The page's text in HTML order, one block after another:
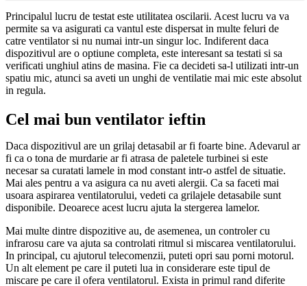
Principalul lucru de testat este utilitatea oscilarii. Acest lucru va va
permite sa va asigurati ca vantul este dispersat in multe feluri de
catre ventilator si nu numai intr-un singur loc. Indiferent daca
dispozitivul are o optiune completa, este interesant sa testati si sa
verificati unghiul atins de masina. Fie ca decideti sa-l utilizati intr-un
spatiu mic, atunci sa aveti un unghi de ventilatie mai mic este absolut
in regula.
Cel mai bun ventilator ieftin
Daca dispozitivul are un grilaj detasabil ar fi foarte bine. Adevarul ar
fi ca o tona de murdarie ar fi atrasa de paletele turbinei si este
necesar sa curatati lamele in mod constant intr-o astfel de situatie.
Mai ales pentru a va asigura ca nu aveti alergii. Ca sa faceti mai
usoara aspirarea ventilatorului, vedeti ca grilajele detasabile sunt
disponibile. Deoarece acest lucru ajuta la stergerea lamelor.
Mai multe dintre dispozitive au, de asemenea, un controler cu
infrarosu care va ajuta sa controlati ritmul si miscarea ventilatorului.
In principal, cu ajutorul telecomenzii, puteti opri sau porni motorul.
Un alt element pe care il puteti lua in considerare este tipul de
miscare pe care il ofera ventilatorul. Exista in primul rand diferite